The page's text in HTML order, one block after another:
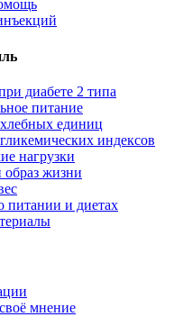
диабете 2 типа
питание
единиц
индексов
нагрузки
жизни
питании и диетах
мнение